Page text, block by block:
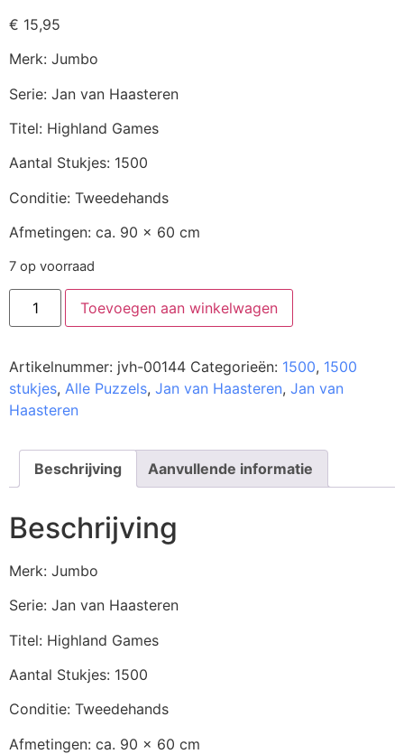
€ 15,95
Merk: Jumbo
Serie: Jan van Haasteren
Titel: Highland Games
Aantal Stukjes: 1500
Conditie: Tweedehands
Afmetingen: ca. 90 x 60 cm
7 op voorraad
Toevoegen aan winkelwagen
Artikelnummer: jvh-00144 Categorieën: 1500, 1500
stukjes, Alle Puzzels, Jan van Haasteren, Jan van
Haasteren
Beschrijving Aanvullende informatie
Beschrijving
Merk: Jumbo
Serie: Jan van Haasteren
Titel: Highland Games
Aantal Stukjes: 1500
Conditie: Tweedehands
Afmetingen: ca. 90 x 60 cm